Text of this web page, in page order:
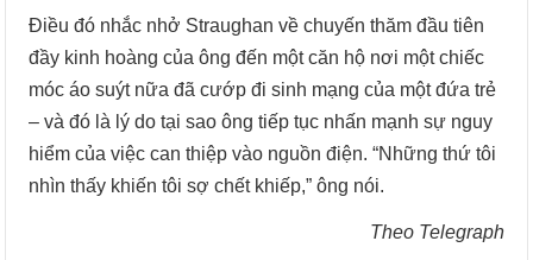
Điều đó nhắc nhở Straughan về chuyến thăm đầu tiên
đầy kinh hoàng của ông đến một căn hộ nơi một chiếc
móc áo suýt nữa đã cướp đi sinh mạng của một đứa trẻ
– và đó là lý do tại sao ông tiếp tục nhấn mạnh sự nguy
hiểm của việc can thiệp vào nguồn điện. “Những thứ tôi
nhìn thấy khiến tôi sợ chết khiếp,” ông nói.
Theo Telegraph